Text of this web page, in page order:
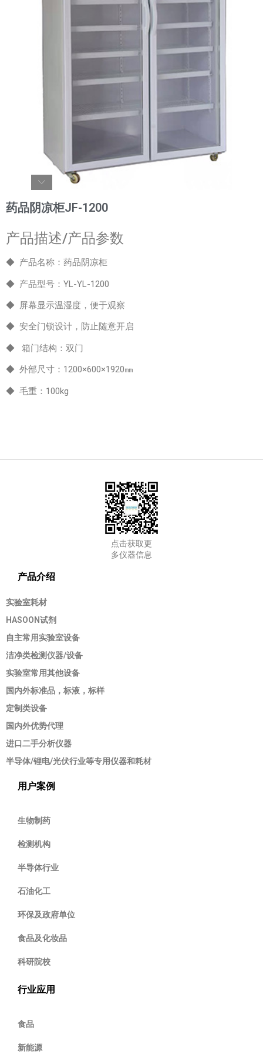
药品阴凉柜JF-1200
产品描述/产品参数
◆ 产品名称：药品阴凉柜
◆ 产品型号：YL-YL-1200
◆ 屏幕显示温湿度，便于观察
◆ 安全门锁设计，防止随意开启
◆ 箱门结构：双门
◆ 外部尺寸：1200×600×1920㎜
◆ 毛重：100kg
点击获取更
多仪器信息
产品介绍
实验室耗材
HASOON试剂
自主常用实验室设备
洁净类检测仪器/设备
实验室常用其他设备
国内外标准品，标液，标样
定制类设备
国内外优势代理
进口二手分析仪器
半导体/锂电/光伏行业等专用仪器和耗材
用户案例
生物制药
检测机构
半导体行业
石油化工
环保及政府单位
食品及化妆品
科研院校
行业应用
食品
新能源